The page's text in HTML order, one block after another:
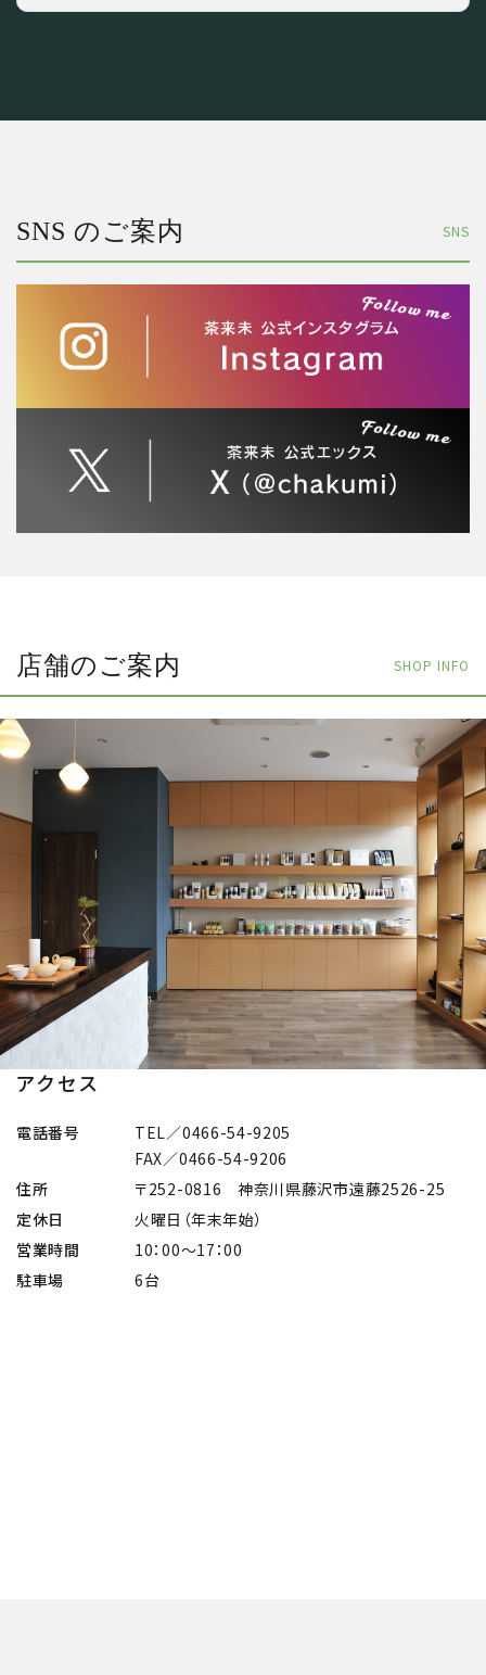
SNS のご案内 SNS
店舗のご案内 SHOP INFO
アクセス
電話番号
TEL／0466-54-9205
FAX／0466-54-9206
住所
〒252-0816 神奈川県藤沢市遠藤2526-25
定休日
火曜日（年末年始）
営業時間
10：00〜17：00
駐車場
6台